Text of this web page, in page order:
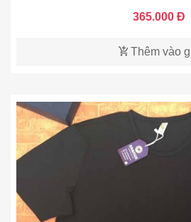
365.000 Đ
Thêm vào